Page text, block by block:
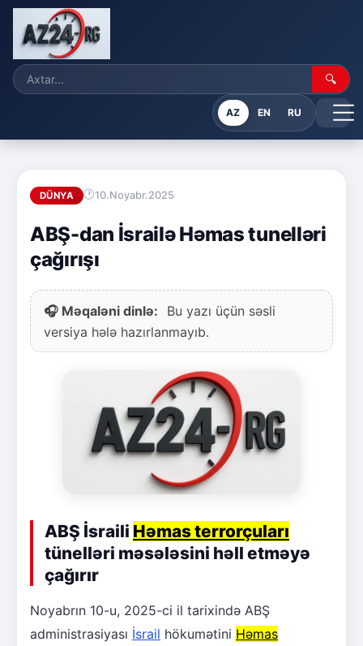
🔍
AZ EN RU
DÜNYA 10.Noyabr.2025
ABŞ-dan İsrailə Həmas tunelləri
çağırışı
🎧 Məqaləni dinlə:
Bu yazı üçün səsli
versiya hələ hazırlanmayıb.
ABŞ İsraili Həmas terrorçuları
tünelləri məsələsini həll etməyə
çağırır
Noyabrın 10-u, 2025-ci il tarixində ABŞ
administrasiyası İsrail hökumətini Həmas